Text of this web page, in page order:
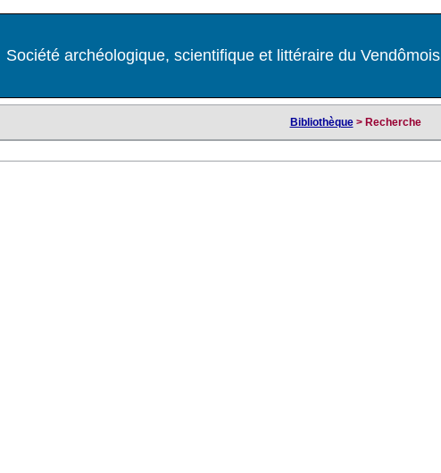
Société archéologique, scientifique et littéraire du Vendômois
Bibliothèque> Recherche